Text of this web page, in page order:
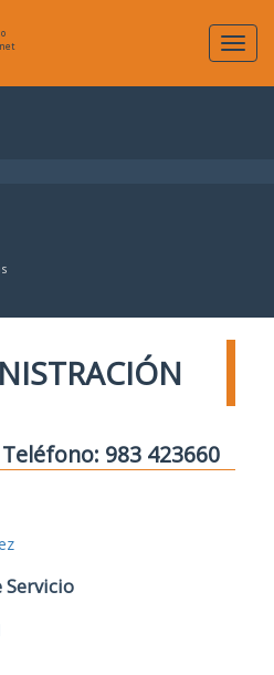
983 423660
Servicio